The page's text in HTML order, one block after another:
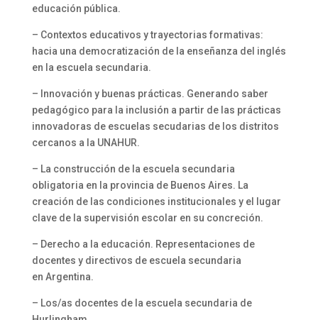
educación pública.
– Contextos educativos y trayectorias formativas:
hacia una democratización de la enseñanza del inglés
en la escuela secundaria.
– Innovación y buenas prácticas. Generando saber
pedagógico para la inclusión a partir de las prácticas
innovadoras de escuelas secudarias de los distritos
cercanos a la UNAHUR.
– La construcción de la escuela secundaria
obligatoria en la provincia de Buenos Aires. La
creación de las condiciones institucionales y el lugar
clave de la supervisión escolar en su concreción.
– Derecho a la educación. Representaciones de
docentes y directivos de escuela secundaria
en Argentina.
– Los/as docentes de la escuela secundaria de